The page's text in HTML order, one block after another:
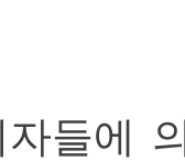
자들에